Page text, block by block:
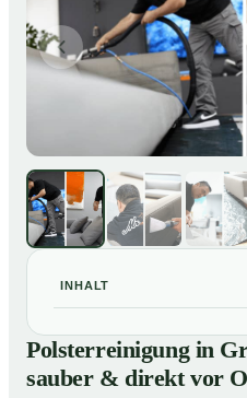
INHALT
Polsterreinigung in
direkt vor Ort
Polsterreinigung in
sauber & direkt vor